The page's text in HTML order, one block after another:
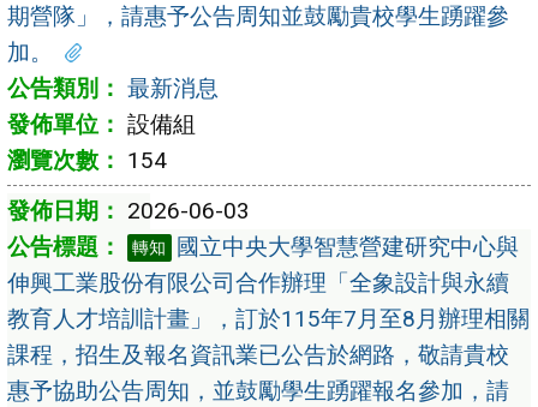
期營隊」，請惠予公告周知並鼓勵貴校學生踴躍參
加。
最新消息
設備組
154
2026-06-03
轉知
國立中央大學智慧營建研究中心與
伸興工業股份有限公司合作辦理「全象設計與永續
教育人才培訓計畫」，訂於115年7月至8月辦理相關
課程，招生及報名資訊業已公告於網路，敬請貴校
惠予協助公告周知，並鼓勵學生踴躍報名參加，請